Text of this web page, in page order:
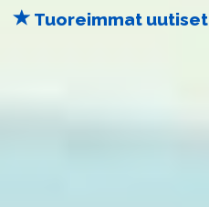
Tuoreimmat uutiset